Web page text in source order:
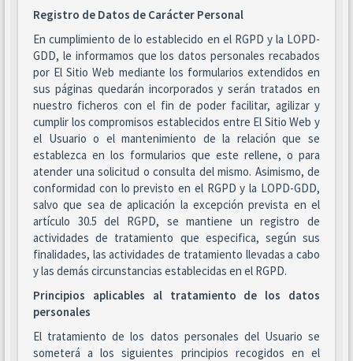
Registro de Datos de Carácter Personal
En cumplimiento de lo establecido en el RGPD y la LOPD-
GDD, le informamos que los datos personales recabados
por El Sitio Web mediante los formularios extendidos en
sus páginas quedarán incorporados y serán tratados en
nuestro ficheros con el fin de poder facilitar, agilizar y
cumplir los compromisos establecidos entre El Sitio Web y
el Usuario o el mantenimiento de la relación que se
establezca en los formularios que este rellene, o para
atender una solicitud o consulta del mismo. Asimismo, de
conformidad con lo previsto en el RGPD y la LOPD-GDD,
salvo que sea de aplicación la excepción prevista en el
artículo 30.5 del RGPD, se mantiene un registro de
actividades de tratamiento que especifica, según sus
finalidades, las actividades de tratamiento llevadas a cabo
y las demás circunstancias establecidas en el RGPD.
Principios aplicables al tratamiento de los datos
personales
El tratamiento de los datos personales del Usuario se
someterá a los siguientes principios recogidos en el